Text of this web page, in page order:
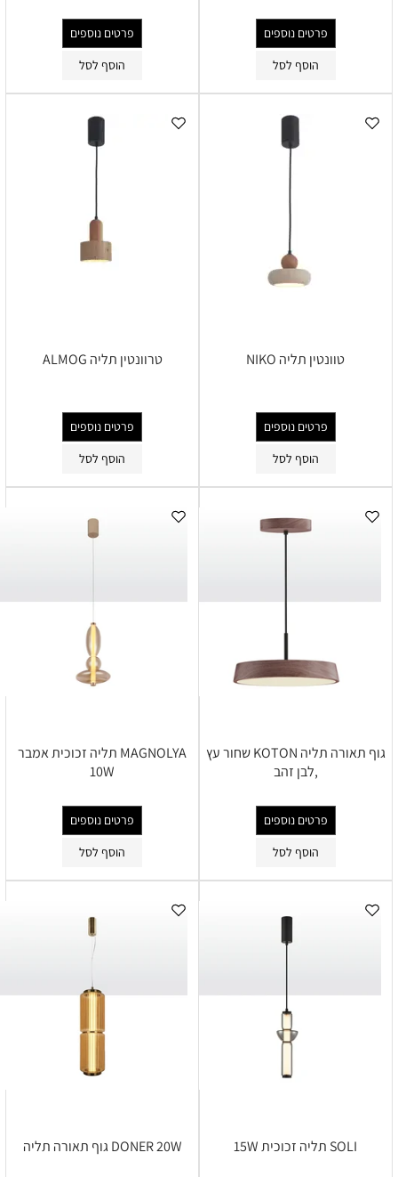
פרטים נוספים
הוסף לסל
פרטים נוספים
הוסף לסל
טוונטין תליה NIKO
פרטים נוספים
הוסף לסל
טרוונטין תליה ALMOG
פרטים נוספים
הוסף לסל
גוף תאורה תליה KOTON שחור עץ
,לבן זהב
פרטים נוספים
הוסף לסל
MAGNOLYA תליה זכוכית אמבר
10W
פרטים נוספים
הוסף לסל
SOLI תליה זכוכית 15W DONER 20W גוף תאורה תליה